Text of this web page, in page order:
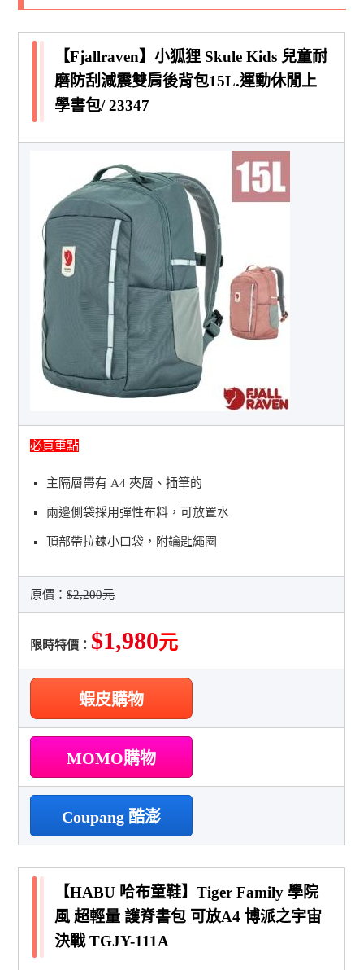
【Fjallraven】小狐狸 Skule Kids 兒童耐
磨防刮減震雙肩後背包15L.運動休閒上
學書包/ 23347
必買重點
主隔層帶有 A4 夾層、插筆的
兩邊側袋採用彈性布料，可放置水
頂部帶拉鍊小口袋，附鑰匙繩圈
原價：$2,200元
限時特價： $1,980元
蝦皮購物
MOMO購物
Coupang 酷澎
【HABU 哈布童鞋】Tiger Family 學院
風 超輕量 護脊書包 可放A4 博派之宇宙
決戰 TGJY-111A